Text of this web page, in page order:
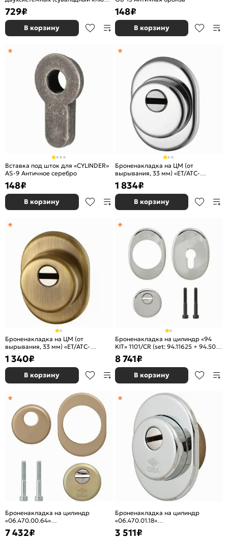
внизу, тип-размер CISA 57.986)
Чёрный
729₽
В корзину
148₽
В корзину
Вставка под шток для «CYLINDER»
AS-9 Античное серебро
148₽
В корзину
Броненакладка на ЦМ (от
вырывания, 33 мм) «ET/ATC-
Protector 1-33» CP-8 Хром box
1 834₽
В корзину
Броненакладка на ЦМ (от
вырывания, 33 мм) «ET/ATC-
Protector 1-33» AB-77 Бронза box
1 340₽
В корзину
Броненакладка на цилиндр «94
KIT» 1101/CR (set: 94.11625 + 94.505
+ 95.304 + 95.308+99.293/90)
Хром
8 741₽
В корзину
Броненакладка на цилиндр
«06.470.00.64»
(06.480.00.0+06.483.00.0.64+06.483.61.0.64)
Бронза
7 432₽
Броненакладка на цилиндр
«06.470.01.18»
Хром
3 511₽